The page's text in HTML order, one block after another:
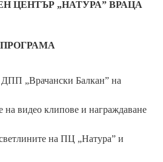
ЦЕНТЪР „НАТУРА” ВРАЦА
ПРОГРАМА
„Врачански Балкан” на
на видео клипове и награждаване
на ПЦ „Натура” и